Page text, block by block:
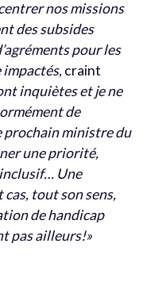
nos missions
des subsides
pour les
impactés, craint
inquiètes et je ne
de
prochain ministre du
une priorité,
Une
tout son sens,
de handicap
pas ailleurs!»